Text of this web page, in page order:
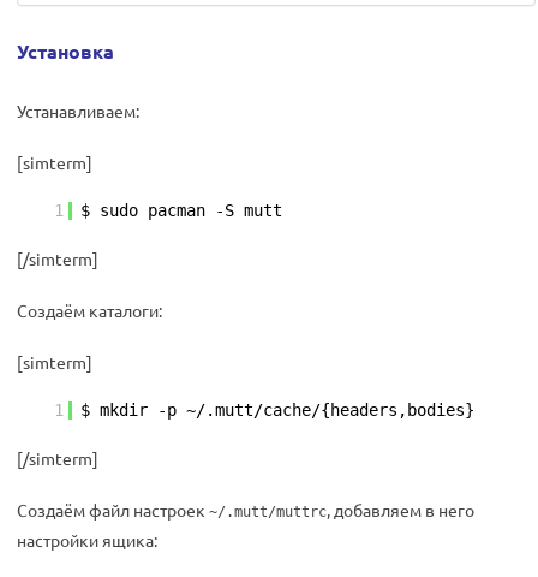
Установка
Устанавливаем:
[simterm]
1 $ sudo pacman -S mutt
[/simterm]
Создаём каталоги:
[simterm]
1 $ mkdir -p ~/.mutt/cache/{headers,bodies}
[/simterm]
Создаём файл настроек ~/.mutt/muttrc, добавляем в него
настройки ящика: